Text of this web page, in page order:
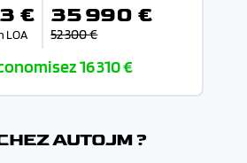
€
LOA
35 990 €
52 300 €
16 310 €
AUTOJM ?